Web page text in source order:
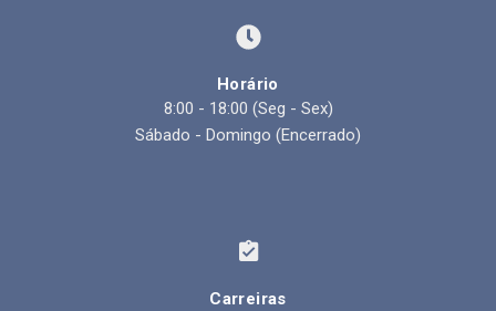
Horário
8:00 - 18:00 (Seg - Sex)
Sábado - Domingo (Encerrado)
Carreiras